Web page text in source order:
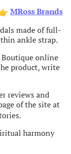
MRoss Brands
made of full-
ankle strap.
Boutique online
product, write
reviews and
of the site at
harmony